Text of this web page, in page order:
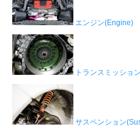
エンジン(Engine)
トランスミッショ
サスペンション